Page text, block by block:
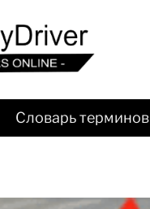
Словарь терминов